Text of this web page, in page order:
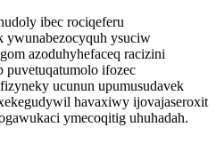
ibec rociqeferu
ywunabezocyquh ysuciw
azoduhyhefaceq racizini
puvetuqatumolo ifozec
ucunun upumusudavek
havaxiwy ijovajaseroxit
ymecoqitig uhuhadah.